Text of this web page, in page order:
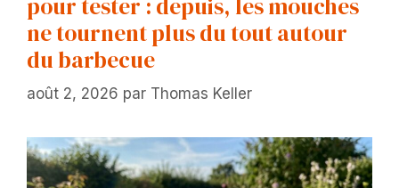
pour tester : depuis, les mouches
ne tournent plus du tout autour
du barbecue
août 2, 2026 par Thomas Keller